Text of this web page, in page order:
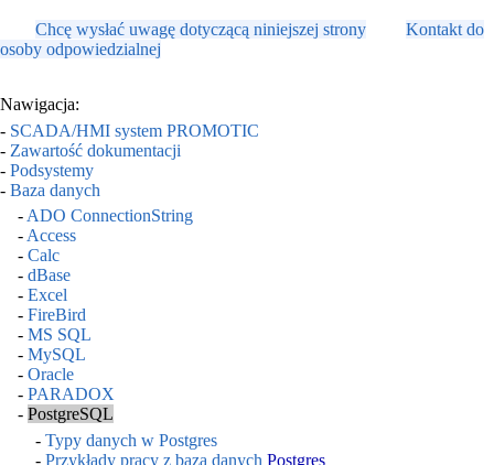
Chcę wysłać uwagę dotyczącą niniejszej strony
Kontakt do
osoby odpowiedzialnej
Nawigacja:
- SCADA/HMI system PROMOTIC
- Zawartość dokumentacji
- Podsystemy
- Baza danych
- ADO ConnectionString
- Access
- Calc
- dBase
- Excel
- FireBird
- MS SQL
- MySQL
- Oracle
- PARADOX
- PostgreSQL
- Typy danych w Postgres
- Przykłady pracy z bazą danych Postgres